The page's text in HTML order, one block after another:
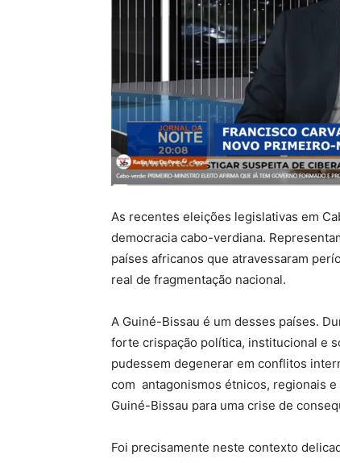
As recentes eleições legislativas em
democracia cabo-verdiana.
países africanos que atravessaram
real de fragmentação nacional.
A Guiné-Bissau é um desses países.
forte crispação política, institucional e
pudessem degenerar em conflitos
com antagonismos étnicos, regionais
Guiné-Bissau para uma crise de
Foi precisamente neste contexto